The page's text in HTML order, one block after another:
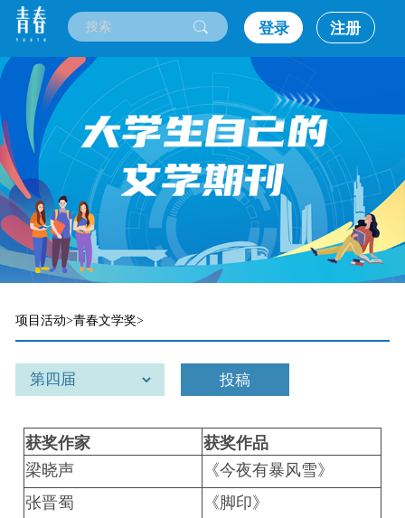
登录 注册
项目活动>青春文学奖>
投稿
获奖作家
获奖作品
梁晓声
《今夜有暴风雪》
张晋蜀
《脚印》